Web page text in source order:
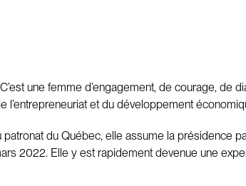
une femme d’engagement, de courage,
l’entrepreneuriat et du développement
du Québec, elle assume la présidence
2022. Elle y est rapidement devenue une